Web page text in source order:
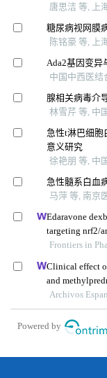
唐思洁 等, 上
糖尿病视网膜
陈铭豪 等, 上
Ada2基因变异
中国中西医结
腺相关病毒介
林雪芹 等, 中
急性t淋巴细胞
意义研究
徐艳朋 等, 中
急性髓系白血
马萍 等, 南京
Edaravone
targeting nrf2/
ischemia/
Frontiers in
Clinical effect
and
hepatitis b
influence on
Archivos
Powered by